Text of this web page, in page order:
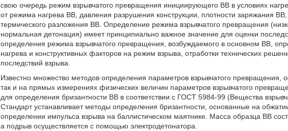
свою очередь режим взрывчатого превращения инициирующего ВВ в условиях
от режима нагрева ВВ, давления разрушения конструкции, плотности заряжания ВВ,
термического разложения ВВ. Определение режима взрывчатого превращения
нормальная детонация) имеет принципиально важное значение для оценки
определения режима взрывчатого превращения, возбуждаемого в основном ВВ,
нагрева и конструктивных факторов на режим взрыва, отработки технических
последствий взрыва.
Известно множество методов определения параметров взрывчатого превращения,
так и на прямых измерениях физических величин параметров взрывчатого
для определения бризантности ВВ в соответствии с ГОСТ 5984-99 (Вещества
Стандарт устанавливает методы определения бризантности, основанные на
определении импульса взрыва на баллистическом маятнике. Масса образца ВВ
а подрыв осуществляется с помощью электродетонатора.